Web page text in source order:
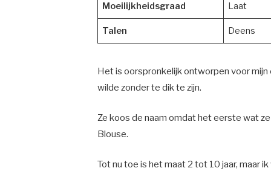
Moeilijkheidsgraad Laat
Talen Deens
Het is oorspronkelijk ontworpen voor
wilde zonder te dik te zijn.
Ze koos de naam omdat het eerste wat
Blouse.
Tot nu toe is het maat 2 tot 10 jaar, maar